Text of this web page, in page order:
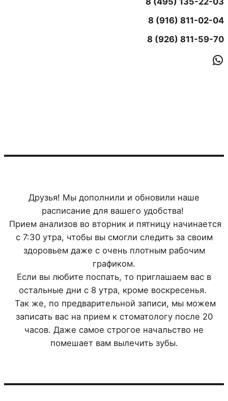
8 (916) 811-02-04
8 (926) 811-59-70
Друзья! Мы дополнили и обновили наше
расписание для вашего удобства!
Прием анализов во вторник и пятницу начинается
с 7:30 утра, чтобы вы смогли следить за своим
здоровьем даже с очень плотным рабочим
графиком.
Если вы любите поспать, то приглашаем вас в
остальные дни с 8 утра, кроме воскресенья.
Так же, по предварительной записи, мы можем
записать вас на прием к стоматологу после 20
часов. Даже самое строгое начальство не
помешает вам вылечить зубы.